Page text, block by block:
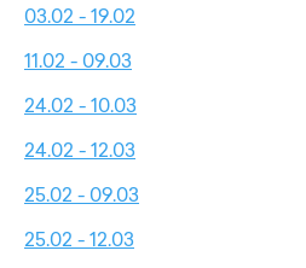
03.02 - 19.02
11.02 - 09.03
24.02 - 10.03
24.02 - 12.03
25.02 - 09.03
25.02 - 12.03